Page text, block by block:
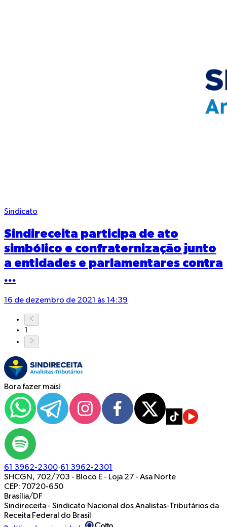
Sindicato
Sindireceita participa de ato
simbólico e confraternização junto
a entidades e parlamentares contra
...
16 de dezembro de 2021 às 14:39
1
Bora fazer mais!
61 3962-2300·61 3962-2301
SHCGN, 702/703 - Bloco E - Loja 27 - Asa Norte
CEP: 70720-650
Brasília/DF
Sindireceita - Sindicato Nacional dos Analistas-Tributários da
Receita Federal do Brasil